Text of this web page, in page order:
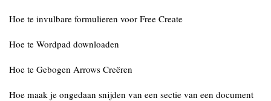
Hoe te invulbare formulieren voor Free Create
Hoe te Wordpad downloaden
Hoe te Gebogen Arrows Creëren
Hoe maak je ongedaan snijden van een sectie van een document